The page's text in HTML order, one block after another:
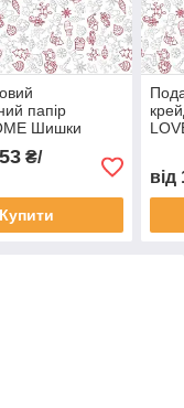
папір
Шишки
г/м²
₴/
Купити
від